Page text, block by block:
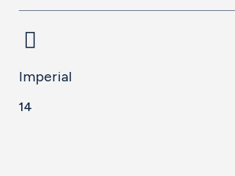
Imperial
14